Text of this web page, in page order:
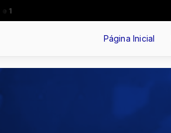
Página Inicial